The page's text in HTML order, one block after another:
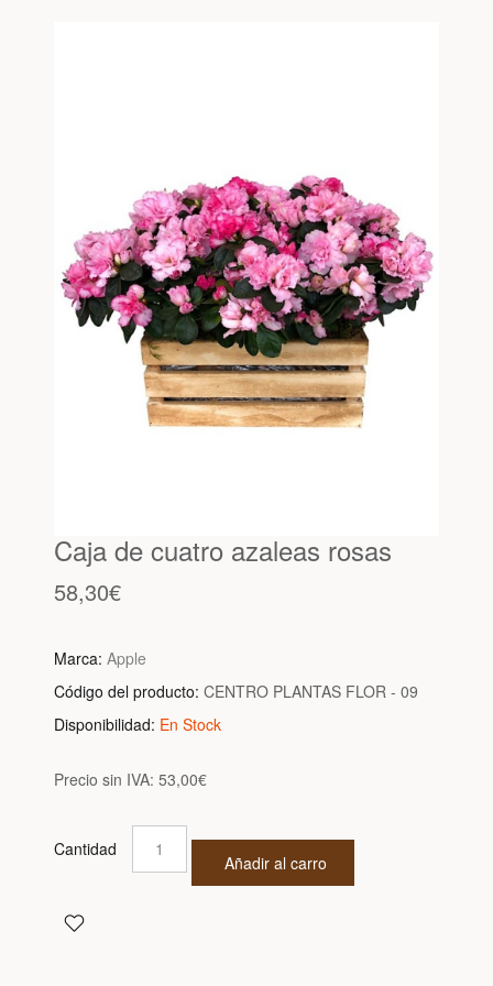
Caja de cuatro azaleas rosas
58,30€
Marca: Apple
Código del producto: CENTRO PLANTAS FLOR - 09
Disponibilidad: En Stock
Precio sin IVA: 53,00€
Cantidad
Añadir al carro